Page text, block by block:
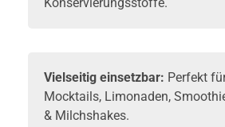
Vielseitig einsetzbar: Perfekt
Mocktails, Limonaden,
& Milchshakes.